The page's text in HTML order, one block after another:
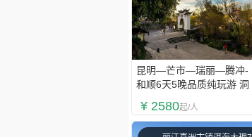
昆明—芒市—瑞丽—腾冲-
和顺6天5晚品质纯玩游 洞
宿 中缅边境高端游
¥ 2580起/人